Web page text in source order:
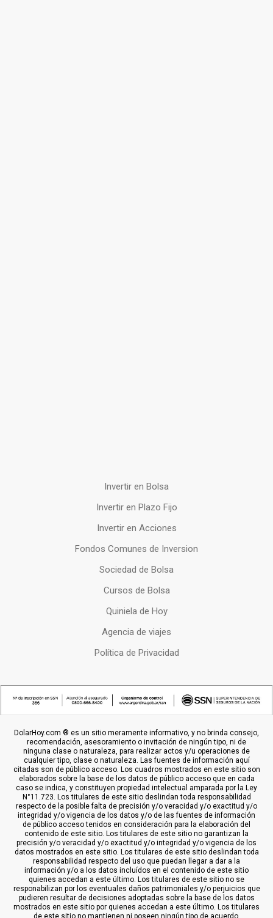
Invertir en Bolsa
Invertir en Plazo Fijo
Invertir en Acciones
Fondos Comunes de Inversion
Sociedad de Bolsa
Cursos de Bolsa
Quiniela de Hoy
Agencia de viajes
Política de Privacidad
DolarHoy.com ® es un sitio meramente informativo, y no brinda consejo,
recomendación, asesoramiento o invitación de ningún tipo, ni de
ninguna clase o naturaleza, para realizar actos y/u operaciones de
cualquier tipo, clase o naturaleza. Las fuentes de información aquí
citadas son de público acceso. Los cuadros mostrados en este sitio son
elaborados sobre la base de los datos de público acceso que en cada
caso se indica, y constituyen propiedad intelectual amparada por la Ley
N°11.723. Los titulares de este sitio deslindan toda responsabilidad
respecto de la posible falta de precisión y/o veracidad y/o exactitud y/o
integridad y/o vigencia de los datos y/o de las fuentes de información
de público acceso tenidos en consideración para la elaboración del
contenido de este sitio. Los titulares de este sitio no garantizan la
precisión y/o veracidad y/o exactitud y/o integridad y/o vigencia de los
datos mostrados en este sitio. Los titulares de este sitio deslindan toda
responsabilidad respecto del uso que puedan llegar a dar a la
información y/o a los datos incluídos en el contenido de este sitio
quienes accedan a este último. Los titulares de este sitio no se
responabilizan por los eventuales daños patrimoniales y/o perjuicios que
pudieren resultar de decisiones adoptadas sobre la base de los datos
mostrados en este sitio por quienes accedan a este último. Los titulares
de este sitio no mantienen ni poseen ningún tipo de acuerdo,